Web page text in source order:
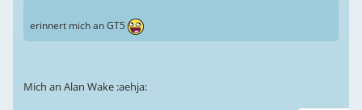
erinnert mich an GT5
Mich an Alan Wake :aehja: